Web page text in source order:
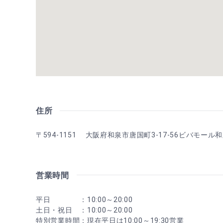
住所
〒594-1151 大阪府和泉市唐国町3-17-56ビバモール和
営業時間
平日 ：10:00～20:00
土日・祝日 ：10:00～20:00
特別営業時間：現在平日は10:00～19:30営業